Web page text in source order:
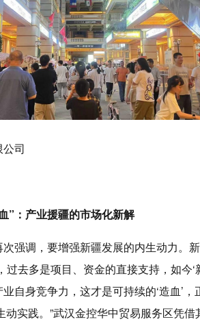
司
”：产业援疆的市场化新解
强调，要增强新疆发展的内生动力。
过去多是项目、资金的直接支持，如今
自身竞争力，这才是可持续的‘造血’
动实践。”武汉金控华中贸易服务区凭